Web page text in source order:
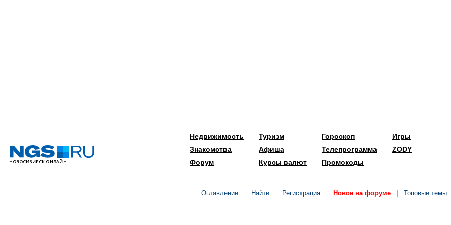
Недвижимость
Знакомства
Форум
Туризм
Афиша
Курсы валют
Гороскоп
Телепрограмма
Промокоды
Игры
ZODY
Оглавление Найти Регистрация Новое на форуме Топовые темы